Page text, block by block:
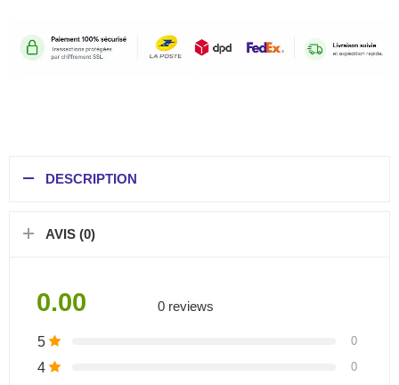
DESCRIPTION
AVIS (0)
0.00 0 reviews
5 0
4 0